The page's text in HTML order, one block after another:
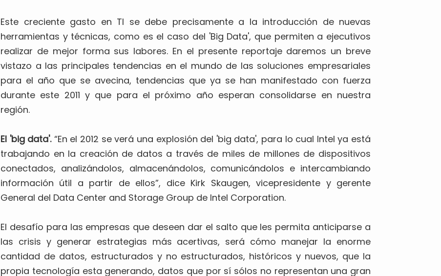
Este creciente gasto en TI se debe precisamente a la introducción de nuevas
herramientas y técnicas, como es el caso del 'Big Data', que permiten a ejecutivos
realizar de mejor forma sus labores. En el presente reportaje daremos un breve
vistazo a las principales tendencias en el mundo de las soluciones empresariales
para el año que se avecina, tendencias que ya se han manifestado con fuerza
durante este 2011 y que para el próximo año esperan consolidarse en nuestra
región.
El 'big data'.“En el 2012 se verá una explosión del 'big data', para lo cual Intel ya está
trabajando en la creación de datos a través de miles de millones de dispositivos
conectados, analizándolos, almacenándolos, comunicándolos e intercambiando
información útil a partir de ellos”, dice Kirk Skaugen, vicepresidente y gerente
General del Data Center and Storage Group de Intel Corporation.
El desafío para las empresas que deseen dar el salto que les permita anticiparse a
las crisis y generar estrategias más acertivas, será cómo manejar la enorme
cantidad de datos, estructurados y no estructurados, históricos y nuevos, que la
propia tecnología esta generando, datos que por sí sólos no representan una gran